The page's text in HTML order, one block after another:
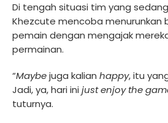
Di tengah situasi tim yang
Khezcute mencoba menurunkan
pemain dengan mengajak
permainan.
“Maybejuga kalian happy, itu
Jadi, ya, hari ini just enjoy the
tuturnya.